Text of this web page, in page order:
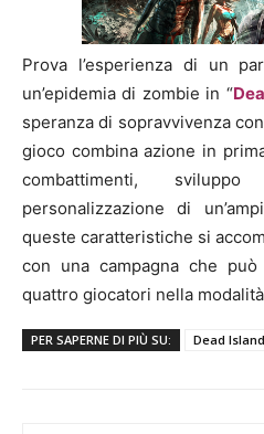
Prova l’esperienza di un
un’epidemia di zombie in “
speranza di sopravvivenza
gioco combina azione in
combattimenti,
personalizzazione di
queste caratteristiche si
con una campagna che
quattro giocatori nella
PER SAPERNE DI PIÙ SU: Dead Island